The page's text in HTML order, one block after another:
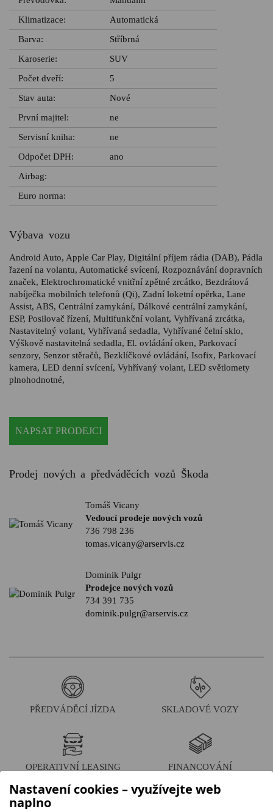
Klimatizace:
Automatická
Barva:
Stříbrná
Karoserie:
SUV
Počet dveří:
5
Stav auta:
Nové
První majitel:
ne
Servisní kniha:
ne
Odpočet DPH:
ano
Airbag:
Euro norma:
Výbava vozu
Android Auto, Apple Car Play, Digitální příjem rádia (DAB), Pádla
řazení na volantu, Automatické svícení, Rozpoznávání dopravních
značek, Elektrochromatické vnitřní zpětné zrcátko, Bezdrátová
nabíječka mobilních telefonů (Qi), Zadní loketní opěrka, Lane
Assist, ABS, Centrální zamykání, Dálkové centrální zamykání,
ESP, Posilovač řízení, Multifunkční volant, Vyhřívaná zrcátka,
Nastavitelný volant, Vyhřívaná sedadla, Vyhřívané čelní sklo,
Výškově nastavitelná sedadla, El. ovládání oken, Parkovací
senzory, Senzor stěračů, Bezklíčkové ovládání, Isofix, Parkovací
kamera, LED denní svícení, Vyhřívaný volant, LED světlomety
plnohodnotné,
NAPSAT PRODEJCI
Prodej nových a předváděcích vozů Škoda
Tomáš Vicany
Vedoucí prodeje nových vozů
736 798 236
tomas.vicany@arservis.cz
Dominik Pulgr
Prodejce nových vozů
734 391 735
dominik.pulgr@arservis.cz
PŘEDVÁDĚCÍ JÍZDA SKLADOVÉ VOZY
OPERATIVNÍ LEASING FINANCOVÁNÍ
Nastavení cookies – využívejte web
naplno